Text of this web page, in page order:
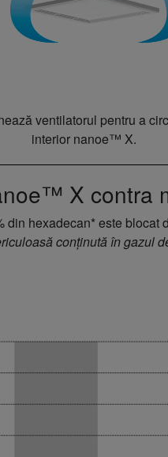
ventilatorul pentru a
interior nanoe™ X.
X contra
din hexadecan* este blocat
conținută în gazul